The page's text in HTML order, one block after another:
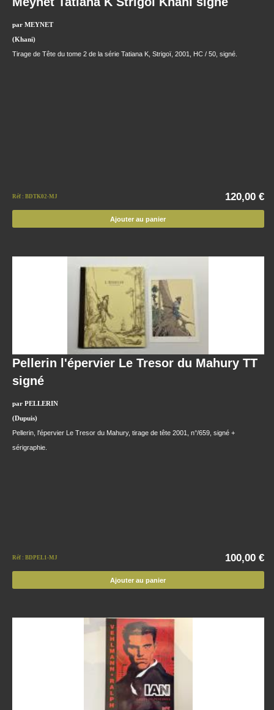
par MEYNET
(Khani)
Tirage de Tête du tome 2 de la série Tatiana K, Strigoï, 2001, HC / 50, signé.
Réf : BDTK02-MJ 120,00 €
Ajouter au panier
Pellerin l'épervier Le Tresor du Mahury TT
signé
par PELLERIN
(Dupuis)
Pellerin, l'épervier Le Tresor du Mahury, tirage de tête 2001, n°/659, signé +
sérigraphie.
Réf : BDPEL1-MJ 100,00 €
Ajouter au panier